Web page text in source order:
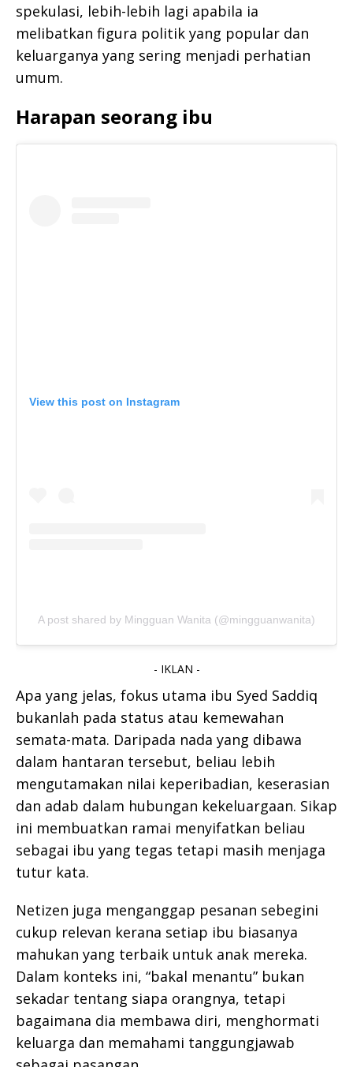
spekulasi, lebih-lebih lagi apabila ia
melibatkan figura politik yang popular dan
keluarganya yang sering menjadi perhatian
umum.
Harapan seorang ibu
View this post on Instagram
A post shared by Mingguan Wanita (@mingguanwanita)
- IKLAN -
Apa yang jelas, fokus utama ibu Syed Saddiq
bukanlah pada status atau kemewahan
semata-mata. Daripada nada yang dibawa
dalam hantaran tersebut, beliau lebih
mengutamakan nilai keperibadian, keserasian
dan adab dalam hubungan kekeluargaan. Sikap
ini membuatkan ramai menyifatkan beliau
sebagai ibu yang tegas tetapi masih menjaga
tutur kata.
Netizen juga menganggap pesanan sebegini
cukup relevan kerana setiap ibu biasanya
mahukan yang terbaik untuk anak mereka.
Dalam konteks ini, “bakal menantu” bukan
sekadar tentang siapa orangnya, tetapi
bagaimana dia membawa diri, menghormati
keluarga dan memahami tanggungjawab